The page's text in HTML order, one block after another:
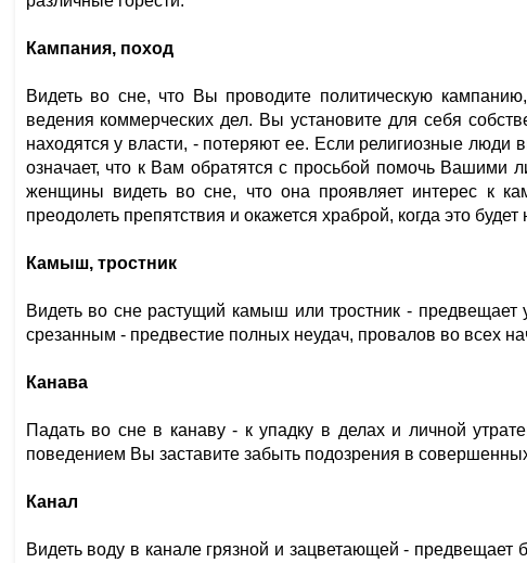
Кампания, поход
Видеть во сне, что Вы проводите политическую
ведения коммерческих дел. Вы установите для себя
находятся у власти, - потеряют ее. Если религиозные люди
означает, что к Вам обратятся с просьбой помочь Вашими
женщины видеть во сне, что она проявляет интерес к
преодолеть препятствия и окажется храброй, когда это будет
Камыш, тростник
Видеть во сне растущий камыш или тростник -
срезанным - предвестие полных неудач, провалов во всех
Канава
Падать во сне в канаву - к упадку в делах и личной
поведением Вы заставите забыть подозрения в
Канал
Видеть воду в канале грязной и зацветающей - предвещает